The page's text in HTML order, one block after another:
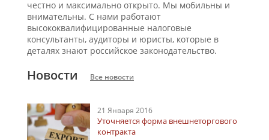
честно и максимально открыто. Мы мобильны и
внимательны. С нами работают
высококвалифицированные налоговые
консультанты, аудиторы и юристы, которые в
деталях знают российское законодательство.
Новости Все новости
21 Января 2016
Уточняется форма внешнеторгового
контракта